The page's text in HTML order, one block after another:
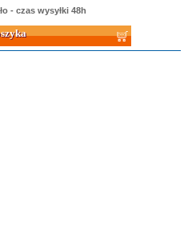
- czas wysyłki 48h